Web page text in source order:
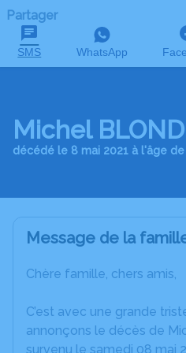
Partager
SMS WhatsApp
Michel
décédé le 8 mai 2021 à l'âge de
Message de la
Chère famille, chers amis,
C’est avec une grande
annonçons le décès de
survenu le samedi 08 mai